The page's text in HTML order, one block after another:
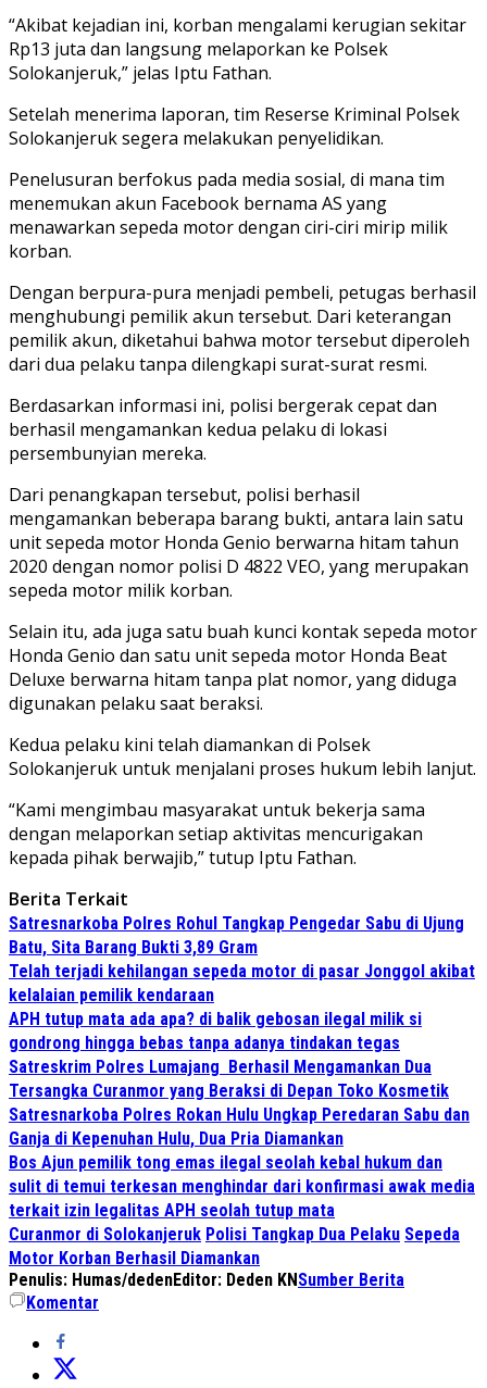
“Akibat kejadian ini, korban mengalami kerugian sekitar
Rp13 juta dan langsung melaporkan ke Polsek
Solokanjeruk,” jelas Iptu Fathan.
Setelah menerima laporan, tim Reserse Kriminal Polsek
Solokanjeruk segera melakukan penyelidikan.
Penelusuran berfokus pada media sosial, di mana tim
menemukan akun Facebook bernama AS yang
menawarkan sepeda motor dengan ciri-ciri mirip milik
korban.
Dengan berpura-pura menjadi pembeli, petugas berhasil
menghubungi pemilik akun tersebut. Dari keterangan
pemilik akun, diketahui bahwa motor tersebut diperoleh
dari dua pelaku tanpa dilengkapi surat-surat resmi.
Berdasarkan informasi ini, polisi bergerak cepat dan
berhasil mengamankan kedua pelaku di lokasi
persembunyian mereka.
Dari penangkapan tersebut, polisi berhasil
mengamankan beberapa barang bukti, antara lain satu
unit sepeda motor Honda Genio berwarna hitam tahun
2020 dengan nomor polisi D 4822 VEO, yang merupakan
sepeda motor milik korban.
Selain itu, ada juga satu buah kunci kontak sepeda motor
Honda Genio dan satu unit sepeda motor Honda Beat
Deluxe berwarna hitam tanpa plat nomor, yang diduga
digunakan pelaku saat beraksi.
Kedua pelaku kini telah diamankan di Polsek
Solokanjeruk untuk menjalani proses hukum lebih lanjut.
“Kami mengimbau masyarakat untuk bekerja sama
dengan melaporkan setiap aktivitas mencurigakan
kepada pihak berwajib,” tutup Iptu Fathan.
Berita Terkait
Satresnarkoba Polres Rohul Tangkap Pengedar Sabu di Ujung
Batu, Sita Barang Bukti 3,89 Gram
Telah terjadi kehilangan sepeda motor di pasar Jonggol akibat
kelalaian pemilik kendaraan
APH tutup mata ada apa? di balik gebosan ilegal milik si
gondrong hingga bebas tanpa adanya tindakan tegas
Satreskrim Polres Lumajang Berhasil Mengamankan Dua
Tersangka Curanmor yang Beraksi di Depan Toko Kosmetik
Satresnarkoba Polres Rokan Hulu Ungkap Peredaran Sabu dan
Ganja di Kepenuhan Hulu, Dua Pria Diamankan
Bos Ajun pemilik tong emas ilegal seolah kebal hukum dan
sulit di temui terkesan menghindar dari konfirmasi awak media
terkait izin legalitas APH seolah tutup mata
Curanmor di Solokanjeruk Polisi Tangkap Dua Pelaku Sepeda
Motor Korban Berhasil Diamankan
Penulis: Humas/dedenEditor: Deden KNSumber Berita
Komentar